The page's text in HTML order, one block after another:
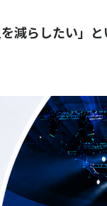
減らしたい」